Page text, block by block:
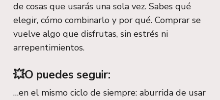
de cosas que usarás una sola vez. Sabes qué
elegir, cómo combinarlo y por qué. Comprar se
vuelve algo que disfrutas, sin estrés ni
arrepentimientos.
💥O puedes seguir:
…en el mismo ciclo de siempre: aburrida de usar